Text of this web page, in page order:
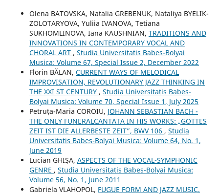
Olena BATOVSKA, Natalia GREBENUK, Nataliya BYELIK-
ZOLOTARYOVA, Yuliia IVANOVA, Tetiana
SUKHOMLINOVA, Iana KAUSHNIAN, TRADITIONS AND
INNOVATIONS IN CONTEMPORARY VOCAL AND
CHORAL ART , Studia Universitatis Babes-Bolyai
Musica: Volume 67, Special Issue 2, December 2022
Florin BĂLAN, CURRENT WAYS OF MELODICAL
IMPROVISATION, REVOLUTIONARY JAZZ THINKING IN
THE XXI ST CENTURY , Studia Universitatis Babes-
Bolyai Musica: Volume 70, Special Issue 1, July 2025
Petruța-Maria COROIU, JOHANN SEBASTIAN BACH -
THE ONLY FUNERALCANTATA IN HIS WORKS: „GOTTES
ZEIT IST DIE ALLERBESTE ZEIT”, BWV 106 , Studia
Universitatis Babes-Bolyai Musica: Volume 64, No. 1,
June 2019
Lucian GHIŞA, ASPECTS OF THE VOCAL-SYMPHONIC
GENRE , Studia Universitatis Babes-Bolyai Musica:
Volume 56, No. 1, June 2011
Gabriela VLAHOPOL, FUGUE FORM AND JAZZ MUSIC.